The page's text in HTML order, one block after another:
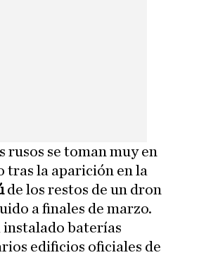
rusos se toman muy en
tras la aparición en la
de los restos de un dron
a finales de marzo.
instalado baterías
edificios oficiales de